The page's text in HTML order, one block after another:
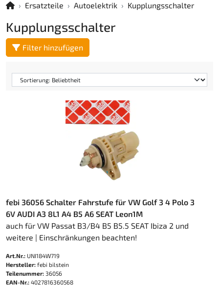
Ersatzteile Autoelektrik Kupplungsschalter
Kupplungsschalter
Filter hinzufügen
febi 36056 Schalter Fahrstufe für VW Golf 3 4 Polo 3
6V AUDI A3 8L1 A4 B5 A6 SEAT Leon1M
auch für VW Passat B3/B4 B5 B5.5 SEAT Ibiza 2 und
weitere | Einschränkungen beachten!
Art.Nr.: UNI184W719
Hersteller: febi bilstein
Teilenummer: 36056
EAN-Nr.: 4027816360568